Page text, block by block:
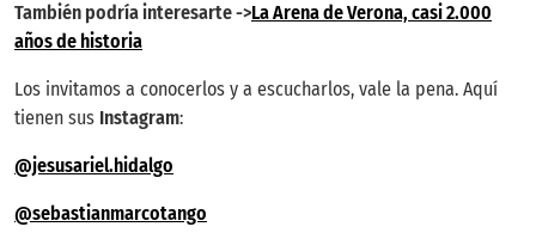
También podría interesarte ->La Arena de Verona, casi 2.000
años de historia
Los invitamos a conocerlos y a escucharlos, vale la pena. Aquí
tienen sus Instagram:
@jesusariel.hidalgo
@sebastianmarcotango